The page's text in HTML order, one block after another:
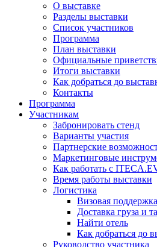
О выставке
Разделы выставки
Список участников
Программа
План выставки
Официальные
Итоги выставки
Как добраться до
Контакты
Программа
Участникам
Забронировать стенд
Варианты участия
Партнерские
Маркетинговые
Как работать с
Время работы выставки
Логистика
Визовая
Доставка груза и
Найти отель
Как добраться до
Руководство участника